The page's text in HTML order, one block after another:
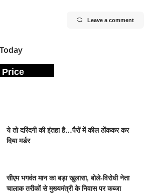
Leave a comment
ये तो दरिंदगी की इंतहा है…पैरों में कील ठोंककर कर
दिया मर्डर
सीएम भगवंत मान का बड़ा खुलासा, बोले-विरोधी नेता
चालाक तरीकों से मुख्यमंत्री के निवास पर कब्जा